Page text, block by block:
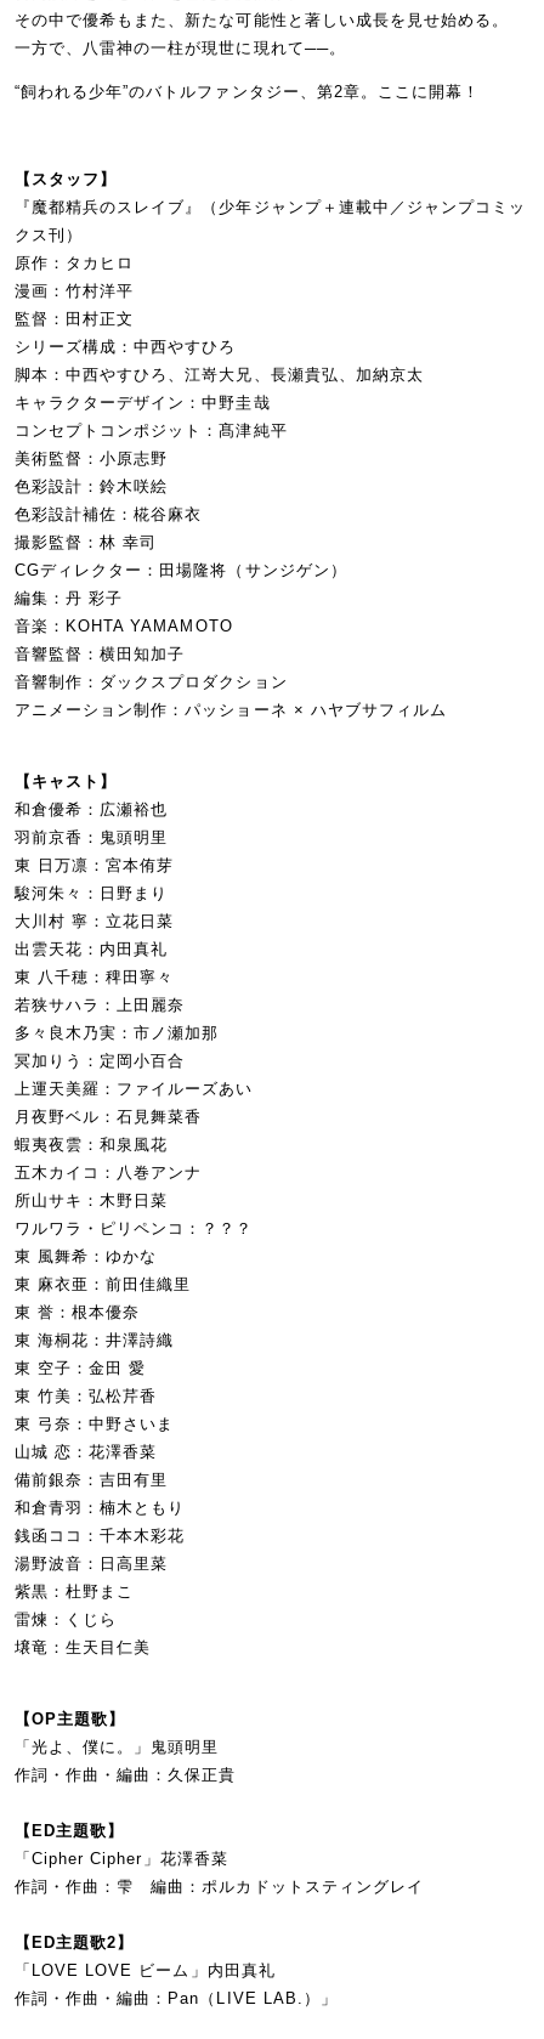
その中で優希もまた、新たな可能性と著しい成長を見せ始める。
一方で、八雷神の一柱が現世に現れて──。
“飼われる少年”のバトルファンタジー、第2章。ここに開幕！
【スタッフ】
『魔都精兵のスレイブ』（少年ジャンプ＋連載中／ジャンプコミッ
クス刊）
原作：タカヒロ
漫画：竹村洋平
監督：田村正文
シリーズ構成：中西やすひろ
脚本：中西やすひろ、江嵜大兄、長瀬貴弘、加納京太
キャラクターデザイン：中野圭哉
コンセプトコンポジット：髙津純平
美術監督：小原志野
色彩設計：鈴木咲絵
色彩設計補佐：椛谷麻衣
撮影監督：林 幸司
CGディレクター：田場隆将（サンジゲン）
編集：丹 彩子
音楽：KOHTA YAMAMOTO
音響監督：横田知加子
音響制作：ダックスプロダクション
アニメーション制作：パッショーネ × ハヤブサフィルム
【キャスト】
和倉優希：広瀬裕也
羽前京香：鬼頭明里
東 日万凛：宮本侑芽
駿河朱々：日野まり
大川村 寧：立花日菜
出雲天花：内田真礼
東 八千穂：稗田寧々
若狭サハラ：上田麗奈
多々良木乃実：市ノ瀬加那
冥加りう：定岡小百合
上運天美羅：ファイルーズあい
月夜野ベル：石見舞菜香
蝦夷夜雲：和泉風花
五木カイコ：八巻アンナ
所山サキ：木野日菜
ワルワラ・ピリペンコ：？？？
東 風舞希：ゆかな
東 麻衣亜：前田佳織里
東 誉：根本優奈
東 海桐花：井澤詩織
東 空子：金田 愛
東 竹美：弘松芹香
東 弓奈：中野さいま
山城 恋：花澤香菜
備前銀奈：吉田有里
和倉青羽：楠木ともり
銭函ココ：千本木彩花
湯野波音：日高里菜
紫黒：杜野まこ
雷煉：くじら
壌竜：生天目仁美
【OP主題歌】
「光よ、僕に。」鬼頭明里
作詞・作曲・編曲：久保正貴
【ED主題歌】
「Cipher Cipher」花澤香菜
作詞・作曲：雫 編曲：ポルカドットスティングレイ
【ED主題歌2】
「LOVE LOVE ビーム」内田真礼
作詞・作曲・編曲：Pan（LIVE LAB.）」